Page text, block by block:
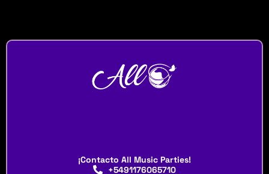
¡Contacto All Music Parties!
+5491176065710